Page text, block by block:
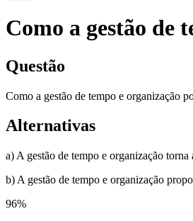
Como a gestão
Questão
Como a gestão de tempo e organização
Alternativas
a) A gestão de tempo e organização
b) A gestão de tempo e organização
96%